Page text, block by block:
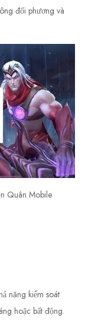
đối phương và
Quân Mobile
năng kiểm soát
hoặc bất động.